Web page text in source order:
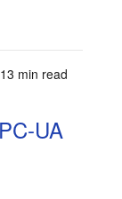
13 min read
UA